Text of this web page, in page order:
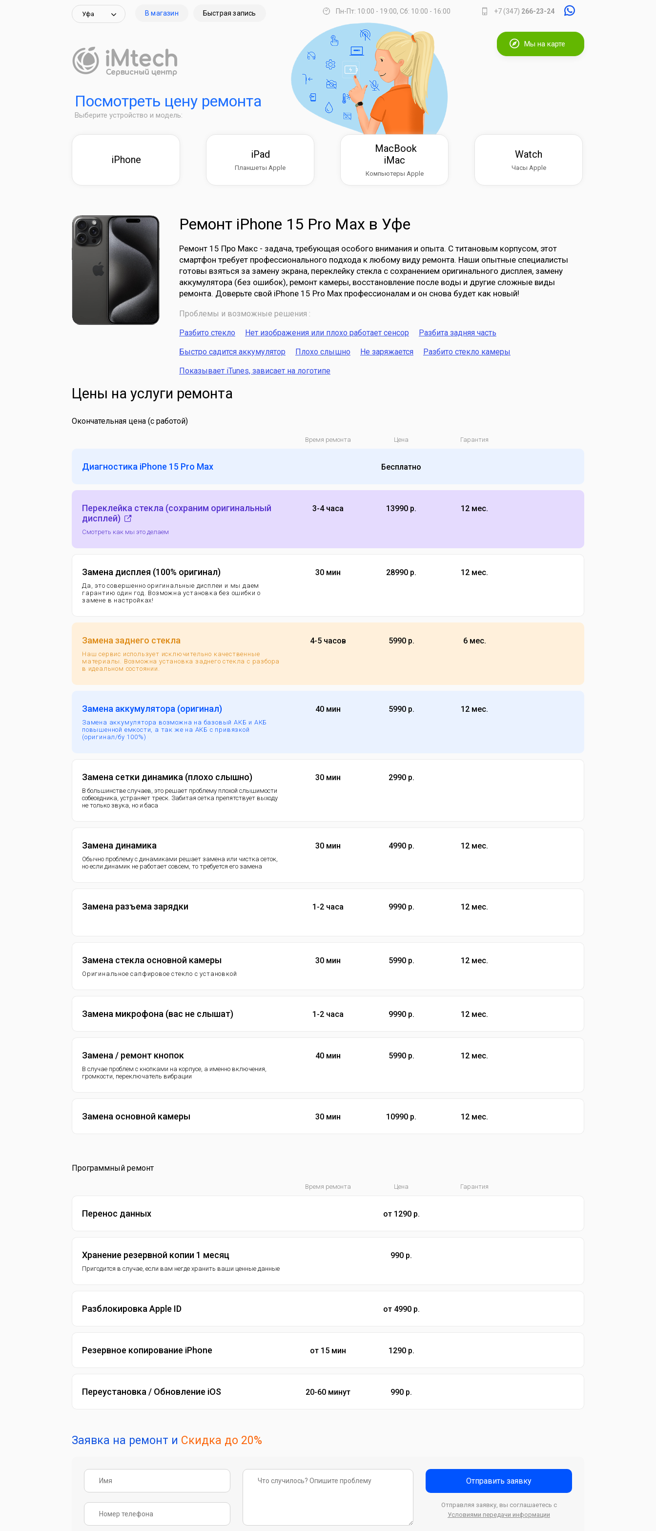
Уфа В магазин Быстрая запись +7 (347) 266-23-24
Пн-Пт: 10:00 - 19:00, Сб: 10:00 - 16:00
Мы на карте
Посмотреть цену ремонта
Выберите устройство и модель:
iPhone iPad
Планшеты Apple
MacBook
iMac
Компьютеры Apple
Watch
Часы Apple
Ремонт iPhone 15 Pro Max в Уфе
Ремонт 15 Про Макс - задача, требующая особого внимания и опыта. С титановым корпусом, этот
смартфон требует профессионального подхода к любому виду ремонта. Наши опытные специалисты
готовы взяться за замену экрана, переклейку стекла с сохранением оригинального дисплея, замену
аккумулятора (без ошибок), ремонт камеры, восстановление после воды и другие сложные виды
ремонта. Доверьте свой iPhone 15 Pro Max профессионалам и он снова будет как новый!
Проблемы и возможные решения :
Разбито стекло Нет изображения или плохо работает сенсор Разбита задняя часть
Быстро садится аккумулятор Плохо слышно Не заряжается Разбито стекло камеры
Показывает iTunes, зависает на логотипе
Цены на услуги ремонта
Окончательная цена (с работой)
Время ремонта Цена Гарантия
Диагностика iPhone 15 Pro Max Бесплатно
Переклейка стекла (сохраним оригинальный
дисплей)
Смотреть как мы это делаем
3-4 часа 13990 р. 12 мес.
Замена дисплея (100% оригинал)
Да, это совершенно оригинальные дисплеи и мы даем
гарантиюодин год. Возможна установка без ошибки о
замене в настройках!
30 мин 28990 р. 12 мес.
Замена заднего стекла
Наш сервис использует исключительно качественные
материалы. Возможна установка заднего стекла с разбора
в идеальном состоянии.
4-5 часов 5990 р. 6 мес.
Замена аккумулятора (оригинал)
Замена аккумулятора возможна на базовый АКБ и АКБ
повышенной емкости, а так же на АКБ с привязкой
(оригинал/бу 100%)
40 мин 5990 р. 12 мес.
Замена сетки динамика (плохо слышно)
В большинстве случаев, это решает проблему плохой слышимости
собеседника, устраняет треск. Забитая сетка препятствует выходу
не только звука, но и баса
30 мин 2990 р.
Замена динамика
Обычно проблему с динамиками решает замена или чистка сеток,
но если динамик не работает совсем, то требуется его замена
30 мин 4990 р. 12 мес.
Замена разъема зарядки 1-2 часа 9990 р. 12 мес.
Замена стекла основной камеры
Оригинальное сапфировое стекло с установкой
30 мин 5990 р. 12 мес.
Замена микрофона (вас не слышат) 1-2 часа 9990 р. 12 мес.
Замена / ремонт кнопок
В случае проблем с кнопками на корпусе, а именно включения,
громкости, переключатель вибрации
40 мин 5990 р. 12 мес.
Замена основной камеры 30 мин 10990 р. 12 мес.
Программный ремонт
Время ремонта Цена Гарантия
Перенос данных от 1290 р.
Хранение резервной копии 1 месяц
Пригодится в случае, если вам негде хранить ваши ценные данные
990 р.
Разблокировка Apple ID от 4990 р.
Резервное копирование iPhone от 15 мин 1290 р.
Переустановка / Обновление iOS 20-60 минут 990 р.
Заявка на ремонт и Скидка до 20%
Отправить заявку
Отправляя заявку, вы соглашаетесь с
Условиями передачи информации